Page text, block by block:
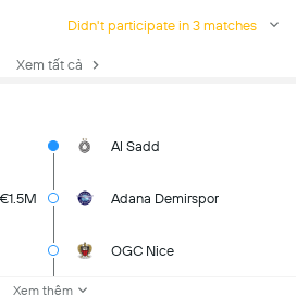
Didn't participate in 3 matches
Xem tất cả
Al Sadd
€1.5M Adana Demirspor
OGC Nice
Xem thêm